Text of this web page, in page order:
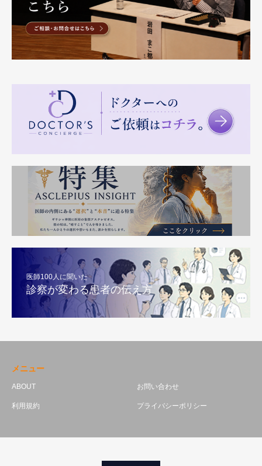
医師100人に聞いた
診察が変わる患者の伝え方
メニュー
ABOUT お問い合わせ
利用規約 プライバシーポリシー